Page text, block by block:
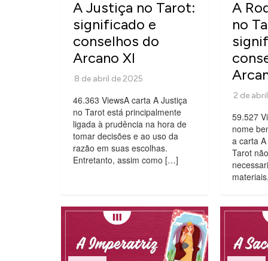
A Justiça no Tarot:
significado e
conselhos do
Arcano XI
46.363 ViewsA carta A Justiça
no Tarot está principalmente
ligada à prudência na hora de
tomar decisões e ao uso da
razão em suas escolhas.
Entretanto, assim como […]
A
no
59.527
nome
a carta
Tarot